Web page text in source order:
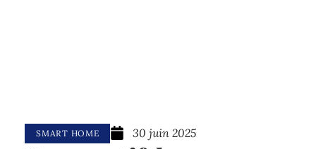
SMART HOME 30 juin 2025